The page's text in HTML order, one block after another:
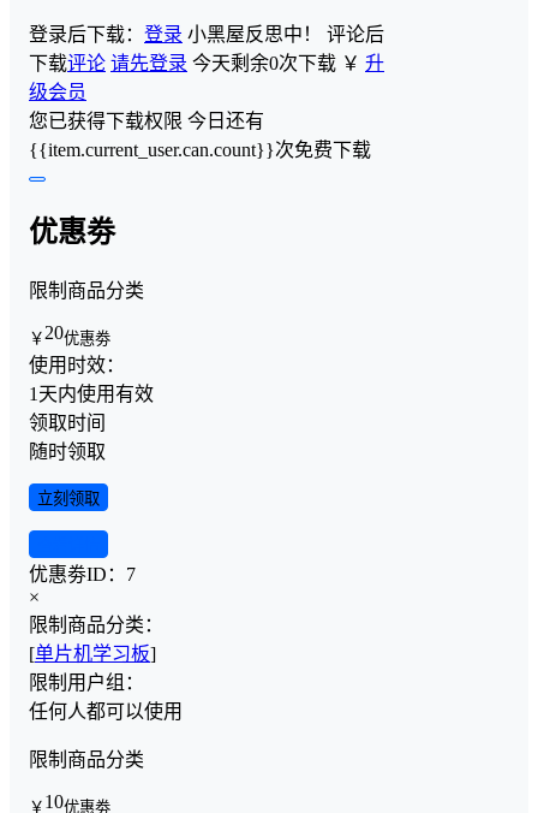
登录后下载： 登录 小黑屋反思中！ 评论后
下载评论 请先登录 今天剩余0次下载 ￥ 升
级会员
您已获得下载权限 今日还有
{{item.current_user.can.count}}次免费下载
优惠劵
限制商品分类
￥ 20优惠劵
使用时效：
1天内使用有效
领取时间
随时领取
立刻领取
优惠劵ID： 7
×
限制商品分类：
[单片机学习板]
限制用户组：
任何人都可以使用
限制商品分类
￥ 10优惠劵